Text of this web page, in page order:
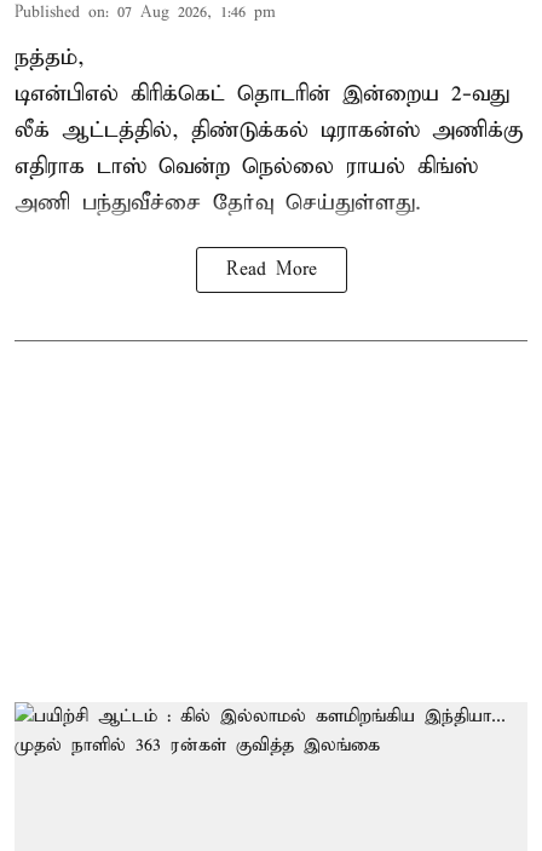
Published on: 07 Aug 2026, 1:46 pm
நத்தம்,
டிஎன்பிஎல் கிரிக்கெட் தொடரின் இன்றைய 2-வது
லீக் ஆட்டத்தில், திண்டுக்கல் டிராகன்ஸ் அணிக்கு
எதிராக டாஸ் வென்ற நெல்லை ராயல் கிங்ஸ்
அணி பந்துவீச்சை தேர்வு செய்துள்ளது.
Read More